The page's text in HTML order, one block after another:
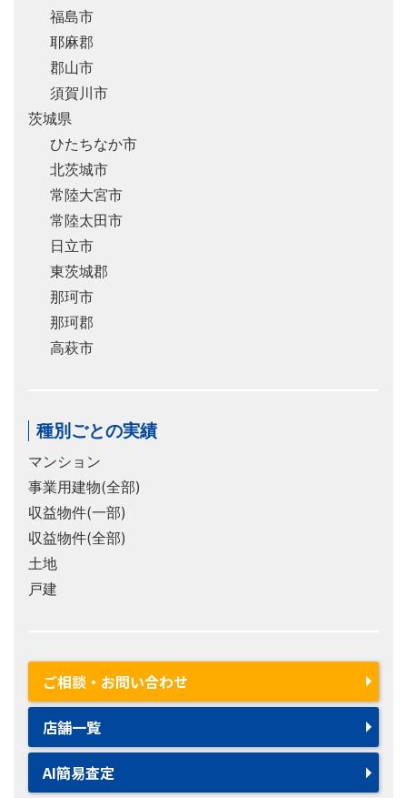
福島市
耶麻郡
郡山市
須賀川市
茨城県
ひたちなか市
北茨城市
常陸大宮市
常陸太田市
日立市
東茨城郡
那珂市
那珂郡
高萩市
種別ごとの実績
マンション
事業用建物(全部)
収益物件(一部)
収益物件(全部)
土地
戸建
ご相談・お問い合わせ
店舗一覧
AI簡易査定